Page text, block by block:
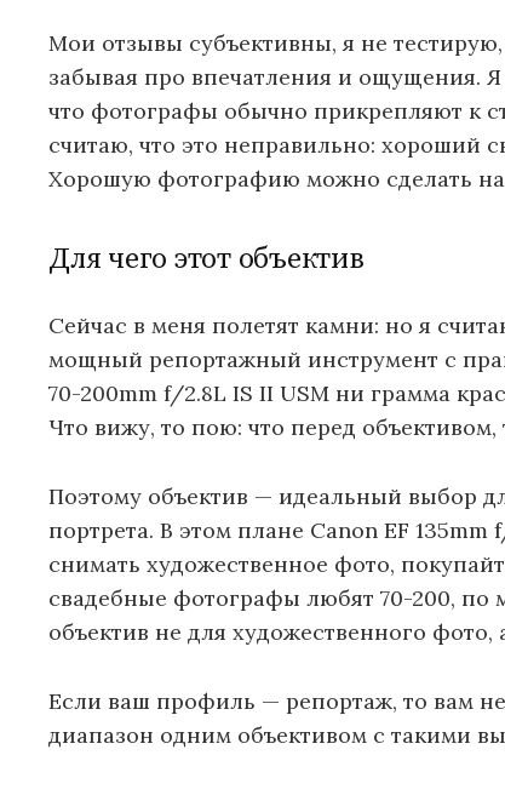
Мои отзывы субъективны, я не
забывая про впечатления и ощущения.
что фотографы обычно прикрепляют к
считаю, что это неправильно: хороший
Хорошую фотографию можно сделать на
Для чего этот объектив
Сейчас в меня полетят камни: но я
мощный репортажный инструмент с
70-200mm f/2.8L IS II USM ни грамма
Что вижу, то пою: что перед объективом,
Поэтому объектив — идеальный выбор
портрета. В этом плане Canon EF
снимать художественное фото,
свадебные фотографы любят 70-200, по
объектив не для художественного
Если ваш профиль — репортаж, то вам
диапазон одним объективом с такими